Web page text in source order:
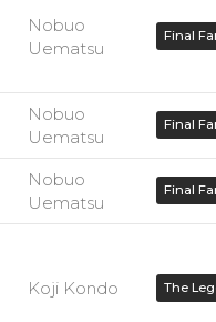
Nobuo
Uematsu
Final
Nobuo
Uematsu
Final
Nobuo
Uematsu
Final
Koji Kondo The